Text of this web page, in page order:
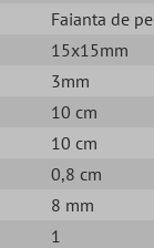
Faianta de
15x15mm
3mm
10 cm
10 cm
0,8 cm
8 mm
1